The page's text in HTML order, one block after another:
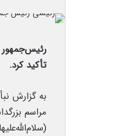
رئیس‌جمهور
تأکید کرد.
به گزارش
مراسم